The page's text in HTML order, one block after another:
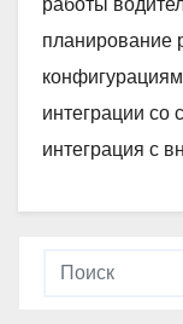
работы
планирование
интеграции со
интеграция с